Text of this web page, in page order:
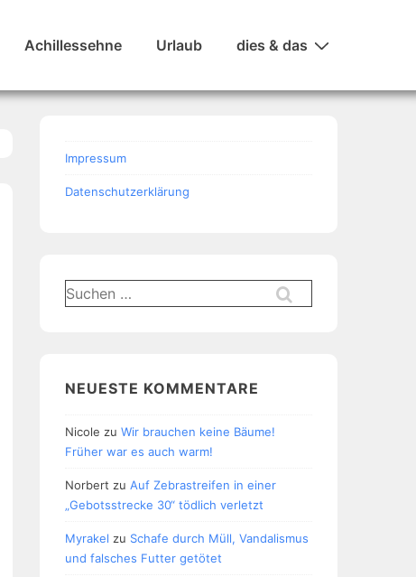
Achillessehne Urlaub dies & das
Impressum
Datenschutzerklärung
Suchen
nach:
NEUESTE KOMMENTARE
Nicole zu Wir brauchen keine Bäume!
Früher war es auch warm!
Norbert zu Auf Zebrastreifen in einer
„Gebotsstrecke 30“ tödlich verletzt
Myrakel zu Schafe durch Müll, Vandalismus
und falsches Futter getötet